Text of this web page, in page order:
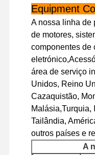
Para Casa
Visita À
Fábrica
Equipment
A nossa linha de
de motores,
componentes de
área de serviço
Unidos, Reino
Cazaquistão,
Malásia,Turquia,
Tailândia,
outros países e
A